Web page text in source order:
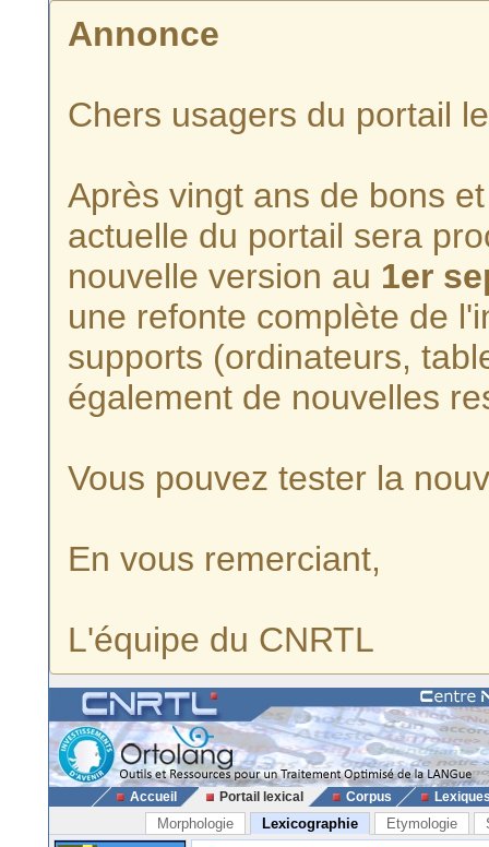
Annonce
Chers usagers du portail
Après vingt ans de bons
actuelle du portail sera
nouvelle version au 1er
une refonte complète de
supports (ordinateurs,
également de nouvelles
Vous pouvez tester la
En vous remerciant,
L'équipe du CNRTL
Accueil Portail lexical Corpus
Morphologie Lexicographie Etymologie